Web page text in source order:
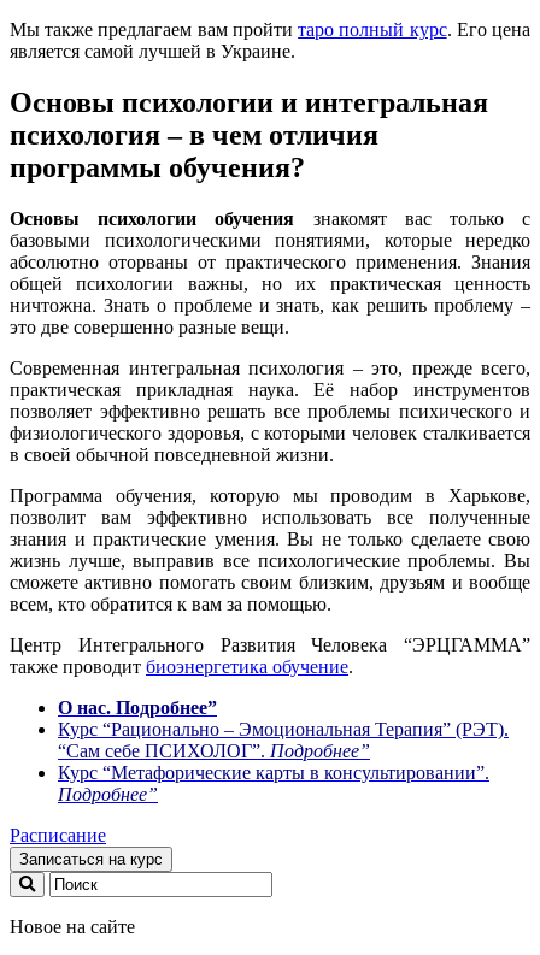
Мы также предлагаем вам пройтитаро полный курс. Его цена
является самой лучшей в Украине.
Основы психологии и интегральная
психология – в чем отличия
программы обучения?
Основы психологии обучения знакомят вас только с
базовыми психологическими понятиями, которые нередко
абсолютно оторваны от практического применения. Знания
общей психологии важны, но их практическая ценность
ничтожна. Знать о проблеме и знать, как решить проблему –
это две совершенно разные вещи.
Современная интегральная психология – это, прежде всего,
практическая прикладная наука. Её набор инструментов
позволяет эффективно решать все проблемы психического и
физиологического здоровья, с которыми человек сталкивается
в своей обычной повседневной жизни.
Программа обучения, которую мы проводим в Харькове,
позволит вам эффективно использовать все полученные
знания и практические умения. Вы не только сделаете свою
жизнь лучше, выправив все психологические проблемы. Вы
сможете активно помогать своим близким, друзьям и вообще
всем, кто обратится к вам за помощью.
Центр Интегрального Развития Человека “ЭРЦГАММА”
также проводит биоэнергетика обучение.
О нас. Подробнее”
Курс “Рационально – Эмоциональная Терапия” (РЭТ).
“Сам себе ПСИХОЛОГ”. Подробнее”
Курс “Метафорические карты в консультировании”.
Подробнее”
Расписание
Записаться на курс
Новое на сайте